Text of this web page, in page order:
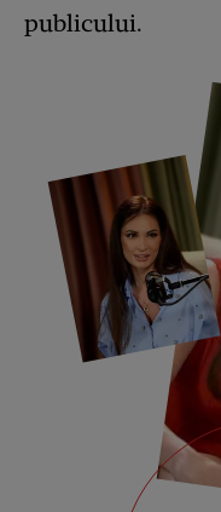
publicului.